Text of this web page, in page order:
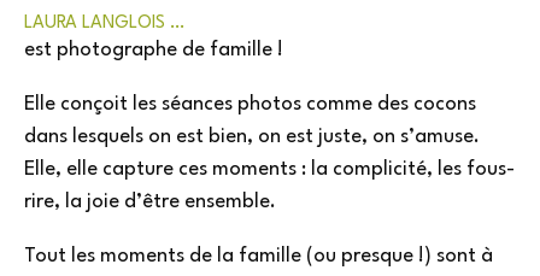
LAURA LANGLOIS …
est photographe de famille !
Elle conçoit les séances photos comme des cocons
dans lesquels on est bien, on est juste, on s’amuse.
Elle, elle capture ces moments : la complicité, les fous-
rire, la joie d’être ensemble.
Tout les moments de la famille (ou presque !) sont à